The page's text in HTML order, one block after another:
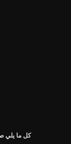
كل ما يلي